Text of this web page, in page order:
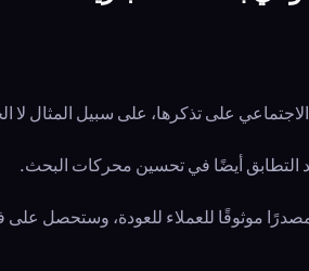
على تذكرها، على سبيل المثال لا
التطابق أيضًا في تحسين محركات البحث.
موثوقًا للعملاء للعودة، وستحصل